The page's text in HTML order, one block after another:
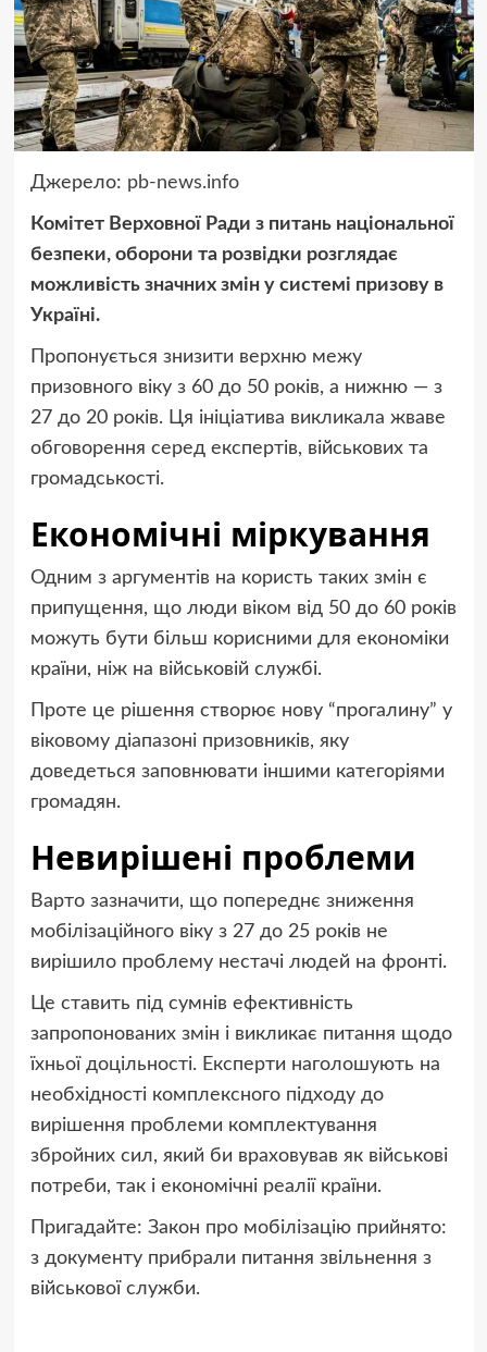
Джерело: pb-news.info
Комітет Верховної Ради з питань національної
безпеки, оборони та розвідки розглядає
можливість значних змін у системі призову в
Україні.
Пропонується знизити верхню межу
призовного віку з 60 до 50 років, а нижню — з
27 до 20 років. Ця ініціатива викликала жваве
обговорення серед експертів, військових та
громадськості.
Економічні міркування
Одним з аргументів на користь таких змін є
припущення, що люди віком від 50 до 60 років
можуть бути більш корисними для економіки
країни, ніж на військовій службі.
Проте це рішення створює нову “прогалину” у
віковому діапазоні призовників, яку
доведеться заповнювати іншими категоріями
громадян.
Невирішені проблеми
Варто зазначити, що попереднє зниження
мобілізаційного віку з 27 до 25 років не
вирішило проблему нестачі людей на фронті.
Це ставить під сумнів ефективність
запропонованих змін і викликає питання щодо
їхньої доцільності. Експерти наголошують на
необхідності комплексного підходу до
вирішення проблеми комплектування
збройних сил, який би враховував як військові
потреби, так і економічні реалії країни.
Пригадайте: Закон про мобілізацію прийнято:
з документу прибрали питання звільнення з
військової служби.